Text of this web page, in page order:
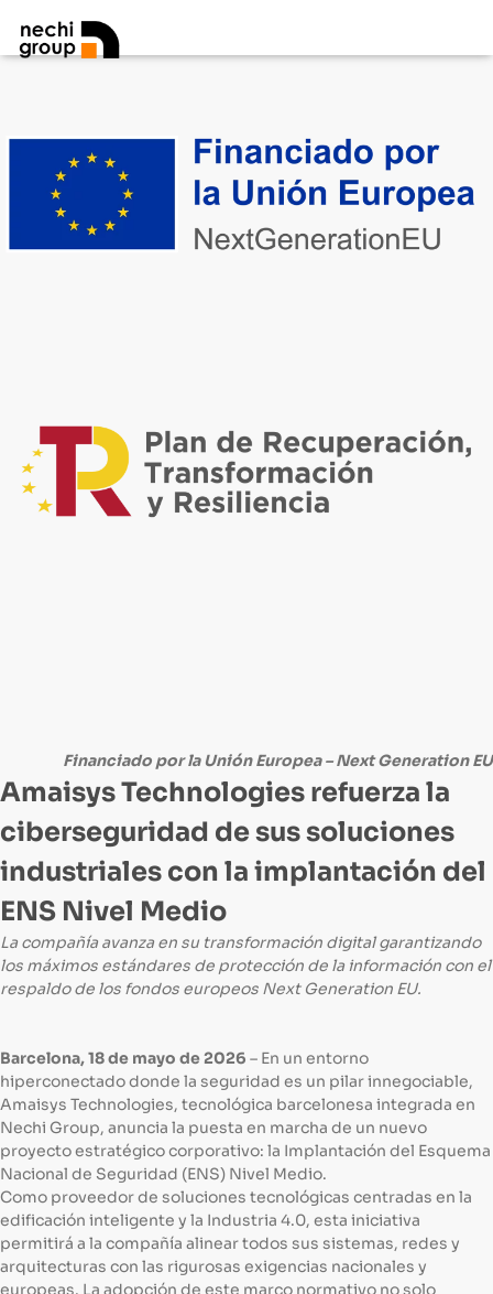
Financiado por la Unión Europea – Next Generation EU
Amaisys Technologies refuerza la
ciberseguridad de sus soluciones
industriales con la implantación del
ENS Nivel Medio
La compañía avanza en su transformación digital garantizando
los máximos estándares de protección de la información con el
respaldo de los fondos europeos Next Generation EU.
Barcelona, 18 de mayo de 2026 – En un entorno
hiperconectado donde la seguridad es un pilar innegociable,
Amaisys Technologies, tecnológica barcelonesa integrada en
Nechi Group, anuncia la puesta en marcha de un nuevo
proyecto estratégico corporativo: la Implantación del Esquema
Nacional de Seguridad (ENS) Nivel Medio.
Como proveedor de soluciones tecnológicas centradas en la
edificación inteligente y la Industria 4.0, esta iniciativa
permitirá a la compañía alinear todos sus sistemas, redes y
arquitecturas con las rigurosas exigencias nacionales y
europeas. La adopción de este marco normativo no solo